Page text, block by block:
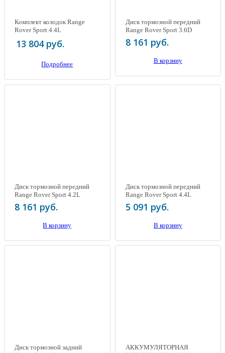
Комплект колодок Range
Rover Sport 4.4L
13 804 руб.
Подробнее
Диск тормозной передний
Range Rover Sport 3.6D
8 161 руб.
В корзину
Диск тормозной передний
Range Rover Sport 4.2L
Supercharged
8 161 руб.
В корзину
Диск тормозной передний
Range Rover Sport 4.4L
5 091 руб.
В корзину
Диск тормозной задний
АККУМУЛЯТОРНАЯ